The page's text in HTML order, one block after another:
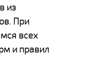
из
При
всех
и правил